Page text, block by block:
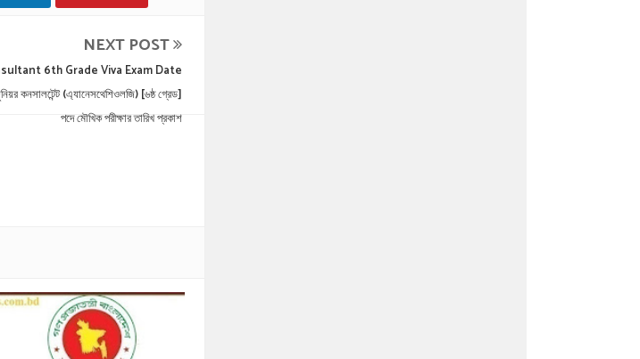
NEXT POST
6th Grade Viva Exam Date
কনসালটেন্ট (এ্যানেসথেশিওলজি) [৬ষ্ঠ গ্রেড]
পদে মৌখিক পরীক্ষার তারিখ প্রকাশ